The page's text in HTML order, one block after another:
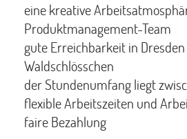
eine kreative
Produktmanagement-Team
gute Erreichbarkeit in
Waldschlösschen
der Stundenumfang liegt
flexible Arbeitszeiten und
faire Bezahlung